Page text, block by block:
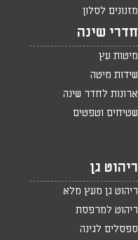
מזנונים לסלון
חדרי שינה
מיטות עץ
שידות מיטה
ארונות לחדר שינה
שטיחים וטפטים
ריהוט גן
ריהוט גן מעץ מלא
ריהוט למרפסת
ספסלים לגינה